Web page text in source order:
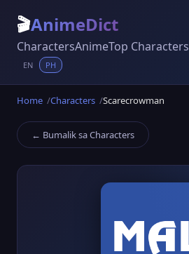
🎬AnimeDict
CharactersAnimeTop Characters
EN PH
Home Characters Scarecrowman
← Bumalik sa Characters